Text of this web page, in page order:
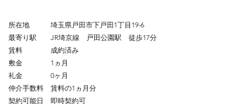
所在地 埼玉県戸田市下戸田1丁目19-6
最寄り駅 JR埼京線 戸田公園駅 徒歩17分
賃料 成約済み
敷金 1ヵ月
礼金 0ヶ月
​仲介手数料 賃料の1ヵ月分
​契約可能日 即時契約可